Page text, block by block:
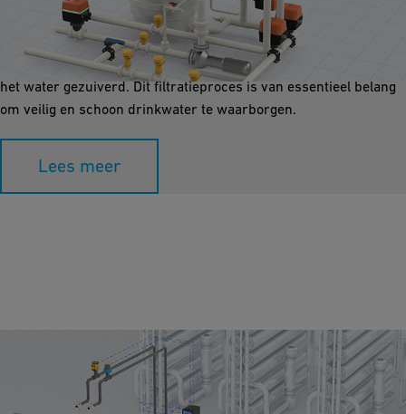
Mediafiltratie verwijdert zwevende deeltjes en micro-
organismen. Door lagen van zand, grind of actieve kool te
gebruiken, worden de verontreinigingen eruit gefilterd en wordt
het water gezuiverd. Dit filtratieproces is van essentieel belang
om veilig en schoon drinkwater te waarborgen.
Lees meer